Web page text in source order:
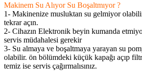
Makinem Su Alıyor Su Boşaltmıyor ?
1- Makinenize musluktan su gelmiyor
tekrar açın.
2- Cihazın Elektronik beyin kumanda
servis müdahalesi gerekir
3- Su almaya ve boşaltmaya yarayan su
olabilir. ön bölümdeki küçük kapağı açıp
temiz ise servis çağırmalısınız.